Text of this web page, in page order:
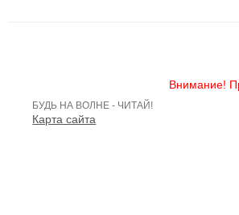
Внимание!
БУДЬ НА ВОЛНЕ - ЧИТАЙ!
Карта сайта